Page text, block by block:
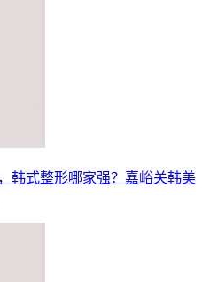
韩式整形哪家强？嘉峪关韩美